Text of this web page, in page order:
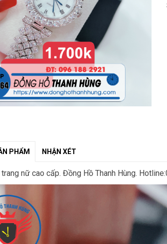
PHẨM NHẬN XÉT
nữ cao cấp. Đồng Hồ Thanh Hùng.